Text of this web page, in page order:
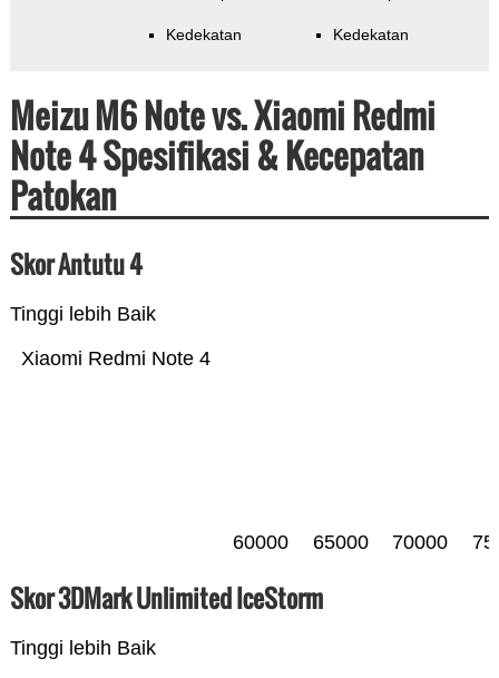
Kedekatan Kedekatan
Meizu M6 Note vs. Xiaomi Redmi
Note 4 Spesifikasi & Kecepatan
Patokan
Skor Antutu 4
Tinggi lebih Baik
Xiaomi Redmi Note 4
60000 65000 70000
Skor 3DMark Unlimited IceStorm
Tinggi lebih Baik